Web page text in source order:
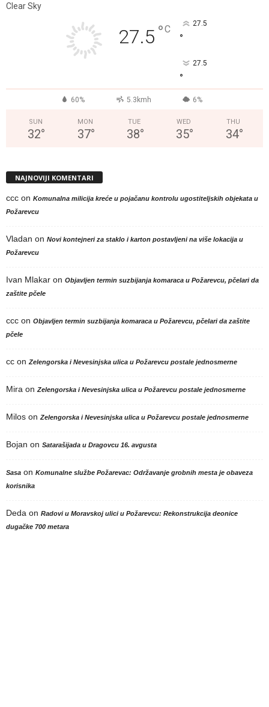
Clear Sky
27.5 °C 27.5
°
27.5
°
60% 5.3kmh 6%
SUN
32°
MON
37°
TUE
38°
WED
35°
THU
34°
NAJNOVIJI KOMENTARI
ccc on Komunalna milicija kreće u pojačanu kontrolu ugostiteljskih objekata u
Požarevcu
Vladan on Novi kontejneri za staklo i karton postavljeni na više lokacija u
Požarevcu
Ivan Mlakar on Objavljen termin suzbijanja komaraca u Požarevcu, pčelari da
zaštite pčele
ccc on Objavljen termin suzbijanja komaraca u Požarevcu, pčelari da zaštite
pčele
cc on Zelengorska i Nevesinjska ulica u Požarevcu postale jednosmerne
Mira on Zelengorska i Nevesinjska ulica u Požarevcu postale jednosmerne
Milos on Zelengorska i Nevesinjska ulica u Požarevcu postale jednosmerne
Bojan on Satarašijada u Dragovcu 16. avgusta
Sasa on Komunalne službe Požarevac: Održavanje grobnih mesta je obaveza
korisnika
Deda on Radovi u Moravskoj ulici u Požarevcu: Rekonstrukcija deonice
dugačke 700 metara